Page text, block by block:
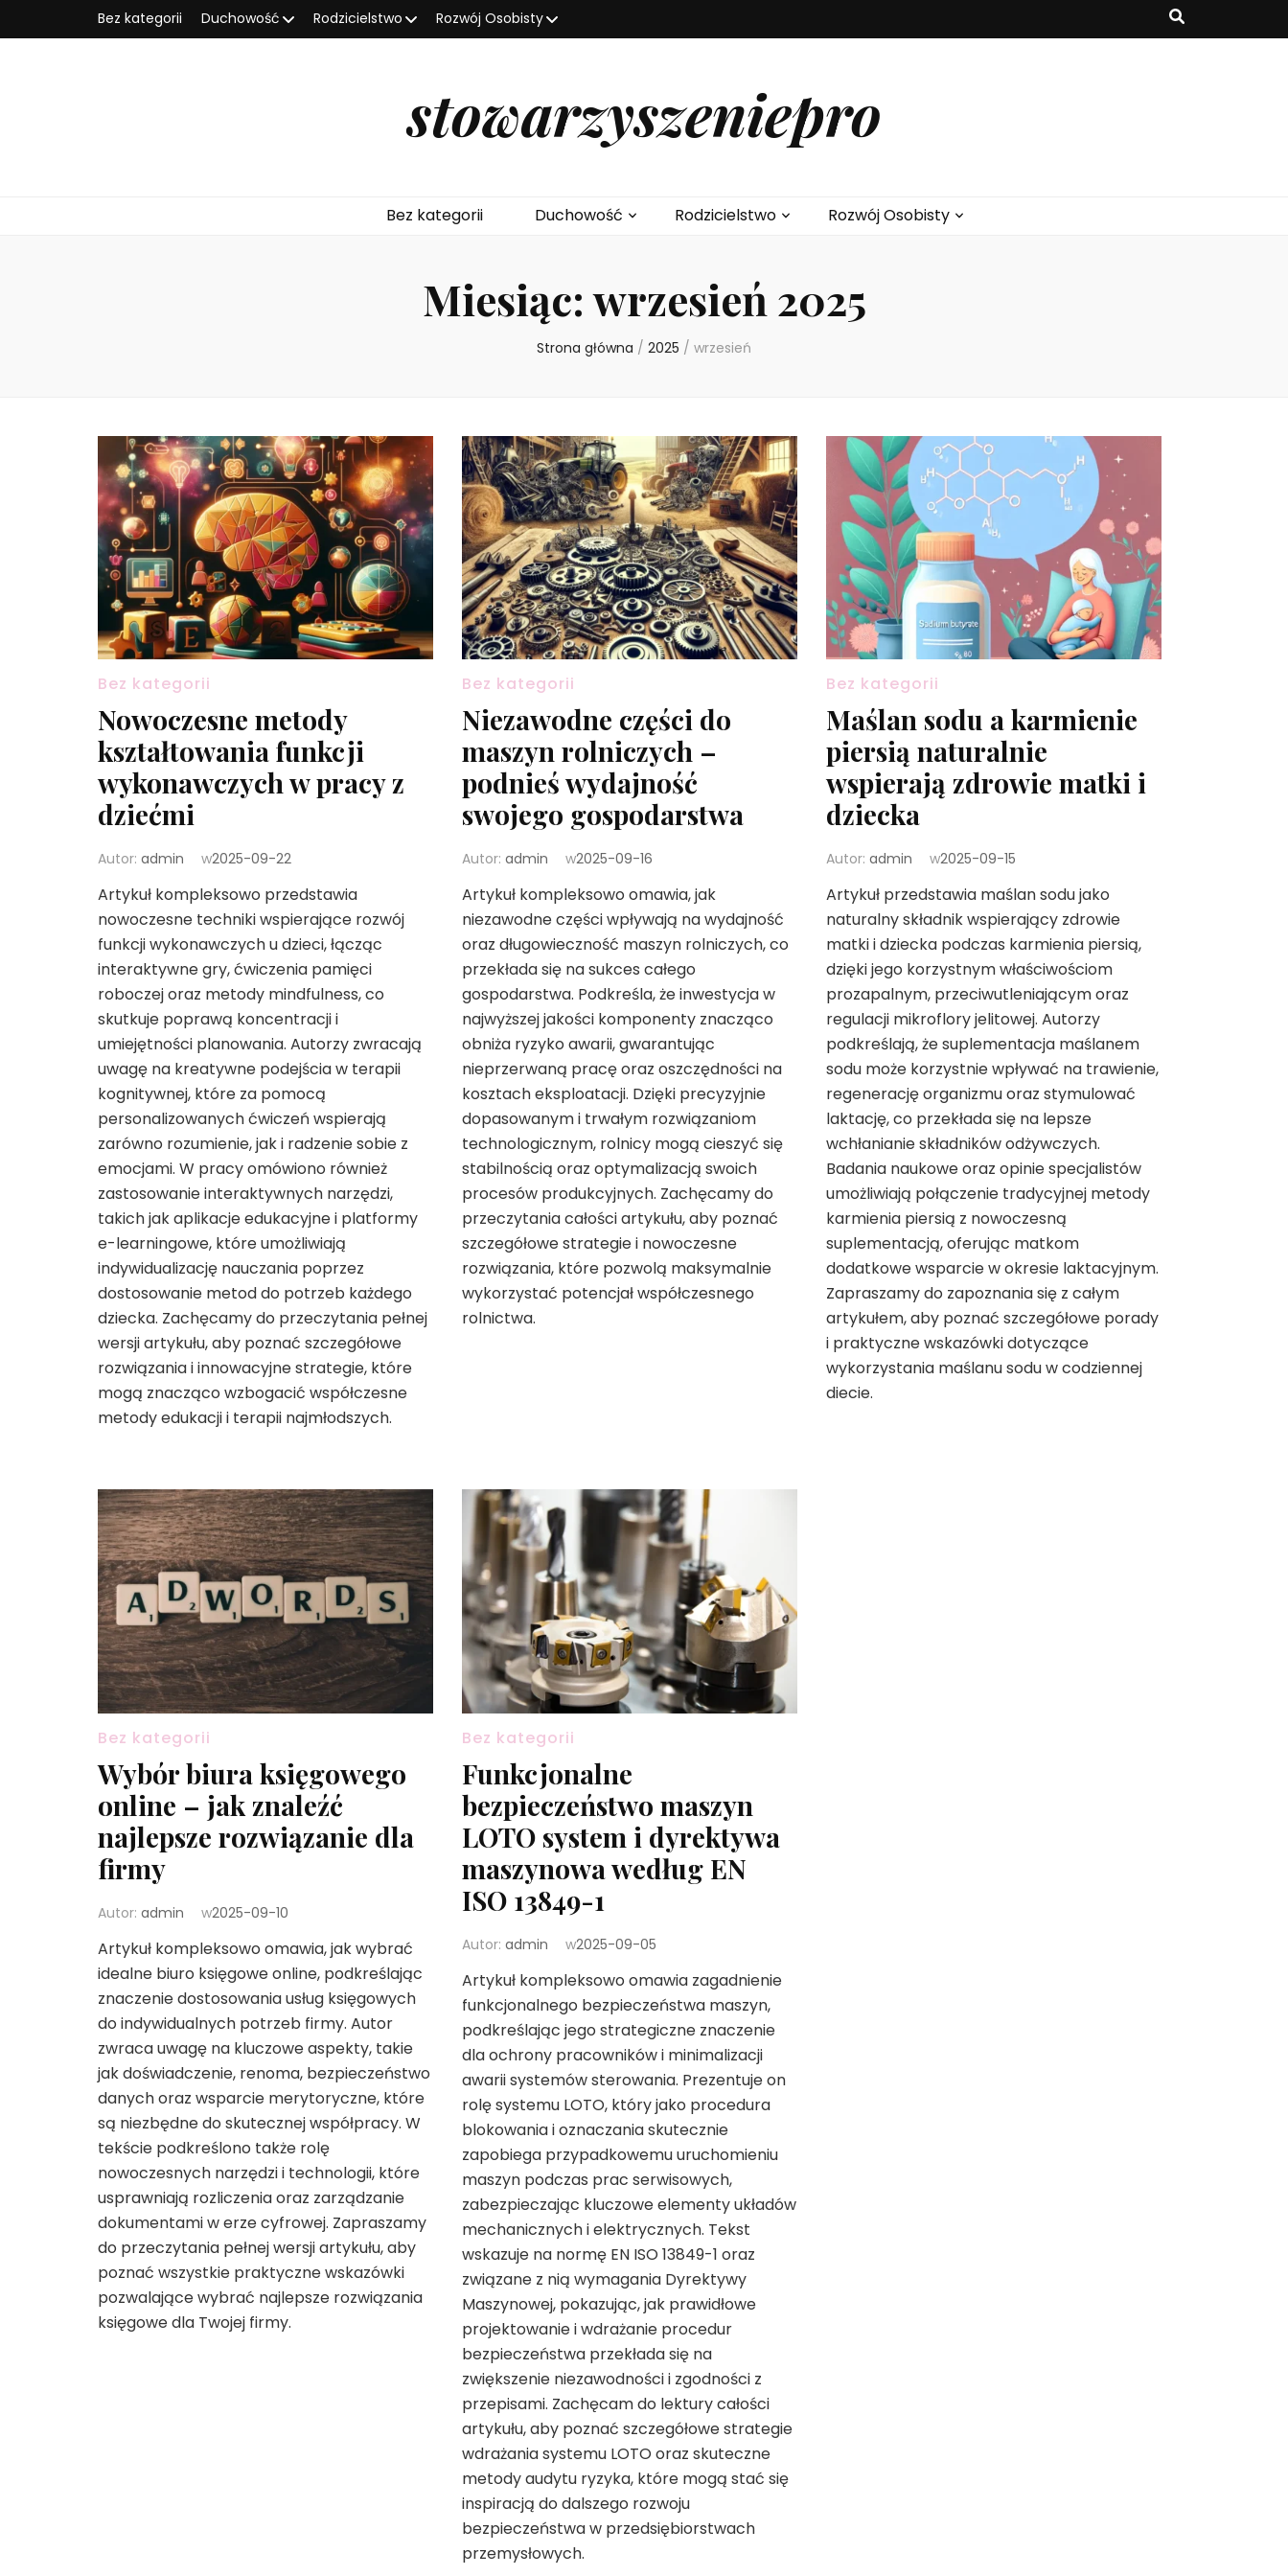
Bez kategorii Duchowość Rodzicielstwo Rozwój Osobisty
stowarzyszeniepro
Bez kategorii Duchowość Rodzicielstwo Rozwój Osobisty
Miesiąc:wrzesień 2025
Strona główna / 2025 / wrzesień
Bez kategorii
Nowoczesne metody
kształtowania funkcji
wykonawczych w pracy z
dziećmi
Autor: admin w2025-09-22
Artykuł kompleksowo przedstawia
nowoczesne techniki wspierające rozwój
funkcji wykonawczych u dzieci, łącząc
interaktywne gry, ćwiczenia pamięci
roboczej oraz metody mindfulness, co
skutkuje poprawą koncentracji i
umiejętności planowania. Autorzy zwracają
uwagę na kreatywne podejścia w terapii
kognitywnej, które za pomocą
personalizowanych ćwiczeń wspierają
zarówno rozumienie, jak i radzenie sobie z
emocjami. W pracy omówiono również
zastosowanie interaktywnych narzędzi,
takich jak aplikacje edukacyjne i platformy
e-learningowe, które umożliwiają
indywidualizację nauczania poprzez
dostosowanie metod do potrzeb każdego
dziecka. Zachęcamy do przeczytania pełnej
wersji artykułu, aby poznać szczegółowe
rozwiązania i innowacyjne strategie, które
mogą znacząco wzbogacić współczesne
metody edukacji i terapii najmłodszych.
Bez kategorii
Niezawodne części do
maszyn rolniczych –
podnieś wydajność
swojego gospodarstwa
Autor: admin w2025-09-16
Artykuł kompleksowo omawia, jak
niezawodne części wpływają na wydajność
oraz długowieczność maszyn rolniczych, co
przekłada się na sukces całego
gospodarstwa. Podkreśla, że inwestycja w
najwyższej jakości komponenty znacząco
obniża ryzyko awarii, gwarantując
nieprzerwaną pracę oraz oszczędności na
kosztach eksploatacji. Dzięki precyzyjnie
dopasowanym i trwałym rozwiązaniom
technologicznym, rolnicy mogą cieszyć się
stabilnością oraz optymalizacją swoich
procesów produkcyjnych. Zachęcamy do
przeczytania całości artykułu, aby poznać
szczegółowe strategie i nowoczesne
rozwiązania, które pozwolą maksymalnie
wykorzystać potencjał współczesnego
rolnictwa.
Bez kategorii
Maślan sodu a karmienie
piersią naturalnie
wspierają zdrowie matki i
dziecka
Autor: admin w2025-09-15
Artykuł przedstawia maślan sodu jako
naturalny składnik wspierający zdrowie
matki i dziecka podczas karmienia piersią,
dzięki jego korzystnym właściwościom
prozapalnym, przeciwutleniającym oraz
regulacji mikroflory jelitowej. Autorzy
podkreślają, że suplementacja maślanem
sodu może korzystnie wpływać na trawienie,
regenerację organizmu oraz stymulować
laktację, co przekłada się na lepsze
wchłanianie składników odżywczych.
Badania naukowe oraz opinie specjalistów
umożliwiają połączenie tradycyjnej metody
karmienia piersią z nowoczesną
suplementacją, oferując matkom
dodatkowe wsparcie w okresie laktacyjnym.
Zapraszamy do zapoznania się z całym
artykułem, aby poznać szczegółowe porady
i praktyczne wskazówki dotyczące
wykorzystania maślanu sodu w codziennej
diecie.
Bez kategorii
Wybór biura księgowego
online – jak znaleźć
najlepsze rozwiązanie dla
firmy
Autor: admin w2025-09-10
Artykuł kompleksowo omawia, jak wybrać
idealne biuro księgowe online, podkreślając
znaczenie dostosowania usług księgowych
do indywidualnych potrzeb firmy. Autor
zwraca uwagę na kluczowe aspekty, takie
jak doświadczenie, renoma, bezpieczeństwo
danych oraz wsparcie merytoryczne, które
są niezbędne do skutecznej współpracy. W
tekście podkreślono także rolę
nowoczesnych narzędzi i technologii, które
usprawniają rozliczenia oraz zarządzanie
dokumentami w erze cyfrowej. Zapraszamy
do przeczytania pełnej wersji artykułu, aby
poznać wszystkie praktyczne wskazówki
pozwalające wybrać najlepsze rozwiązania
księgowe dla Twojej firmy.
Bez kategorii
Funkcjonalne
bezpieczeństwo maszyn
LOTO system i dyrektywa
maszynowa według EN
ISO 13849-1
Autor: admin w2025-09-05
Artykuł kompleksowo omawia zagadnienie
funkcjonalnego bezpieczeństwa maszyn,
podkreślając jego strategiczne znaczenie
dla ochrony pracowników i minimalizacji
awarii systemów sterowania. Prezentuje on
rolę systemu LOTO, który jako procedura
blokowania i oznaczania skutecznie
zapobiega przypadkowemu uruchomieniu
maszyn podczas prac serwisowych,
zabezpieczając kluczowe elementy układów
mechanicznych i elektrycznych. Tekst
wskazuje na normę EN ISO 13849-1 oraz
związane z nią wymagania Dyrektywy
Maszynowej, pokazując, jak prawidłowe
projektowanie i wdrażanie procedur
bezpieczeństwa przekłada się na
zwiększenie niezawodności i zgodności z
przepisami. Zachęcam do lektury całości
artykułu, aby poznać szczegółowe strategie
wdrażania systemu LOTO oraz skuteczne
metody audytu ryzyka, które mogą stać się
inspiracją do dalszego rozwoju
bezpieczeństwa w przedsiębiorstwach
przemysłowych.